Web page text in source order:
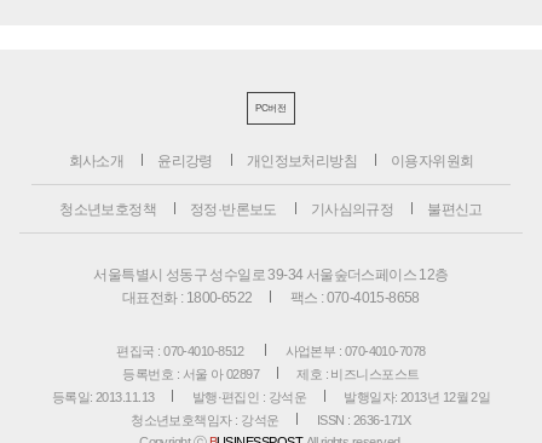
PC버전
회사소개 윤리강령 개인정보처리방침 이용자위원회
청소년보호정책 정정·반론보도 기사심의규정 불편신고
서울특별시 성동구 성수일로 39-34 서울숲더스페이스 12층
대표전화 : 1800-6522
팩스 : 070-4015-8658
편집국 : 070-4010-8512
사업본부 : 070-4010-7078
등록번호 : 서울 아 02897
제호 : 비즈니스포스트
등록일: 2013.11.13
발행·편집인 : 강석운
발행일자: 2013년 12월 2일
청소년보호책임자 : 강석운
ISSN : 2636-171X